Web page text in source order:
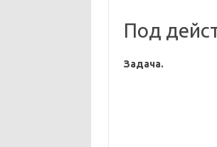
Под